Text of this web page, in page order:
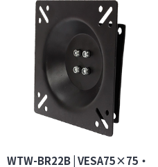
WTW-BR22B | VESA75×75・